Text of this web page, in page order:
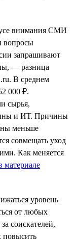
внимания СМИ
вопросы
запрашивают
— разница
В среднем
000 ₽.
сырья,
и ИТ. Причины
меньше
совмещать уход
Как меняется
материале
уровень
от любых
соискателей,
повысить